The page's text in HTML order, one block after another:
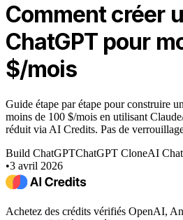
Comment créer
ChatGPT pour
$/mois
Guide étape par étape pour construire
moins de 100 $/mois en utilisant
réduit via AI Credits. Pas de
Build ChatGPTChatGPT CloneAI
•3 avril 2026
Achetez des crédits vérifiés OpenAI,